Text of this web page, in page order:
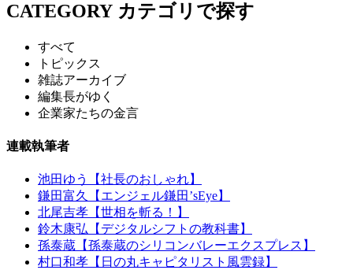
CATEGORY カテゴリで探す
すべて
トピックス
雑誌アーカイブ
編集長がゆく
企業家たちの金言
連載執筆者
池田ゆう【社長のおしゃれ】
鎌田富久【エンジェル鎌田’sEye】
北尾吉孝【世相を斬る！】
鈴木康弘【デジタルシフトの教科書】
孫泰蔵【孫泰蔵のシリコンバレーエクスプレス】
村口和孝【日の丸キャピタリスト風雲録】